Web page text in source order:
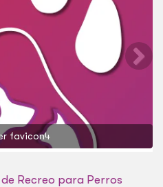
favicon4
Recreo para Perros